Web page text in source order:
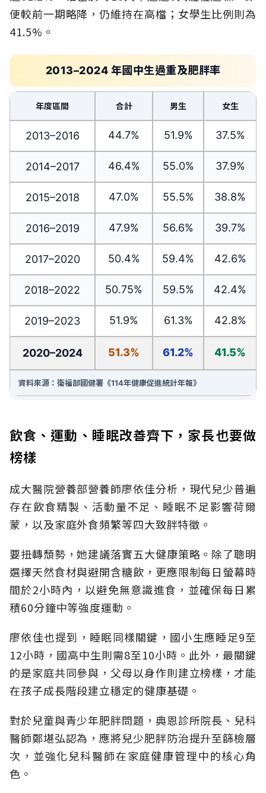
便較前一期略降，仍維持在高檔；女學生比例則為
41.5%。
2013–2024 年國中生過重及肥胖率
年度區間 合計 男生 女生
2013–2016 44.7% 51.9% 37.5%
2014–2017 46.4% 55.0% 37.9%
2015–2018 47.0% 55.5% 38.8%
2016–2019 47.9% 56.6% 39.7%
2017–2020 50.4% 59.4% 42.6%
2018–2022 50.75% 59.5% 42.4%
2019–2023 51.9% 61.3% 42.8%
2020–2024 51.3% 61.2% 41.5%
資料來源：衛福部國健署《114年健康促進統計年報》
飲食、運動、睡眠改善齊下，家長也要做
榜樣
成大醫院營養部營養師廖依佳分析，現代兒少普遍
存在飲食精製、活動量不足、睡眠不足影響荷爾
蒙，以及家庭外食頻繁等四大致胖特徵。
要扭轉頹勢，她建議落實五大健康策略。除了聰明
選擇天然食材與避開含糖飲，更應限制每日螢幕時
間於2小時內，以避免無意識進食，並確保每日累
積60分鐘中等強度運動。
廖依佳也提到，睡眠同樣關鍵，國小生應睡足9至
12小時，國高中生則需8至10小時。此外，最關鍵
的是家庭共同參與，父母以身作則建立榜樣，才能
在孩子成長階段建立穩定的健康基礎。
對於兒童與青少年肥胖問題，典恩診所院長、兒科
醫師鄭堪弘認為，應將兒少肥胖防治提升至篩檢層
次，並強化兒科醫師在家庭健康管理中的核心角
色。